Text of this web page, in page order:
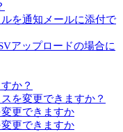
を通知メールに添付で
アップロードの場合に
か？
を変更できますか？
更できますか
更できますか